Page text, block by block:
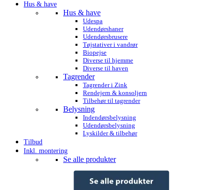
Hus & have
Hus & have
Udespa
Udendørshaner
Udendørsbrusere
Tøjstativer i vandrør
Biopejse
Diverse til hjemme
Diverse til haven
Tagrender
Tagrender i Zink
Rendejern & konsoljern
Tilbehør til tagrender
Belysning
Indendørsbelysning
Udendørsbelysning
Lyskilder & tilbehør
Tilbud
Inkl. montering
Se alle produkter